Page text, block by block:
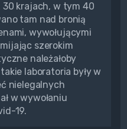
krajach, w tym 40
tam nad bronią
wywołującymi
szerokim
należałoby
laboratoria były w
nielegalnych
w wywołaniu
19.